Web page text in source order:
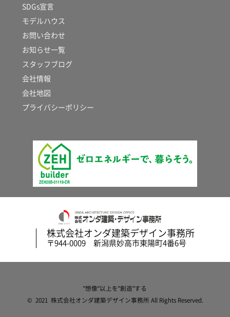
SDGs宣言
モデルハウス
お問い合わせ
お知らせ一覧
スタッフブログ
会社情報
会社地図
プライバシーポリシー
株式会社オンダ建築デザイン事務所
〒944-0009 新潟県妙高市東陽町4番6号
"想像"以上を"創造"する
© 2021 株式会社オンダ建築デザイン事務所 All Rights Reserved.